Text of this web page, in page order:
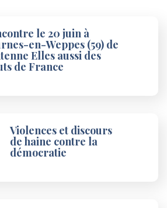
le 20 juin à
en-Weppes (59) de
Elles aussi des
de France
Violences et discours
de haine contre la
démocratie